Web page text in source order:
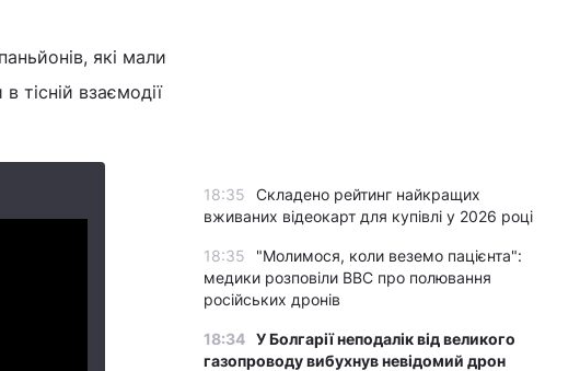
які мали
взаємодії
18:35
Складено рейтинг найкращих
вживаних відеокарт для купівлі у 2026 році
18:35
"Молимося, коли веземо пацієнта":
медики розповіли BBC про полювання
російських дронів
18:34 У Болгарії неподалік від великого
газопроводу вибухнув невідомий дрон